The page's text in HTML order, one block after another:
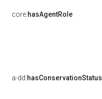
core:hasAgentRole
a-dd:hasConservationStatus